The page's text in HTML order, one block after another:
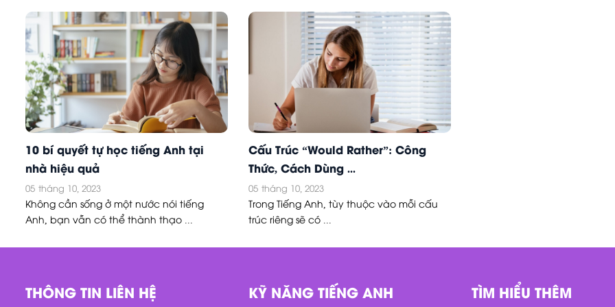
10 bí quyết tự học tiếng Anh tại
nhà hiệu quả
05 tháng 10, 2023
Không cần sống ở một nước nói tiếng
Anh, bạn vẫn có thể thành thạo ...
Cấu Trúc “Would Rather”: Công
Thức, Cách Dùng ...
05 tháng 10, 2023
Trong Tiếng Anh, tùy thuộc vào mỗi cấu
trúc riêng sẽ có ...
THÔNG TIN LIÊN HỆ KỸ NĂNG TIẾNG ANH TÌM HIỂU THÊM